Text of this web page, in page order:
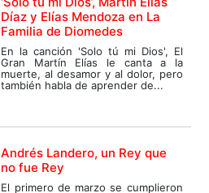
Díaz y Elías Mendoza en La
Familia de Diomedes
En la canción 'Solo tú mi Dios', El
Gran Martín Elías le canta a la
muerte, al desamor y al dolor, pero
también habla de aprender de...
Andrés Landero, un Rey que
no fue Rey
El primero de marzo se cumplieron